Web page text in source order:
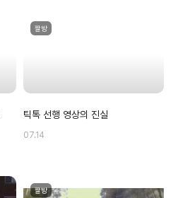
짤방
틱톡 선행 영상의 진실
07.14
짤방